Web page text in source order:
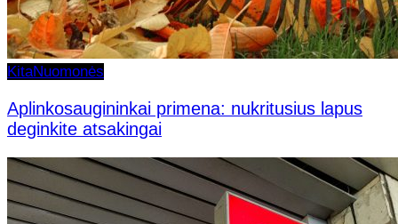
KitaNuomonės
Aplinkosaugininkai primena: nukritusius lapus
deginkite atsakingai